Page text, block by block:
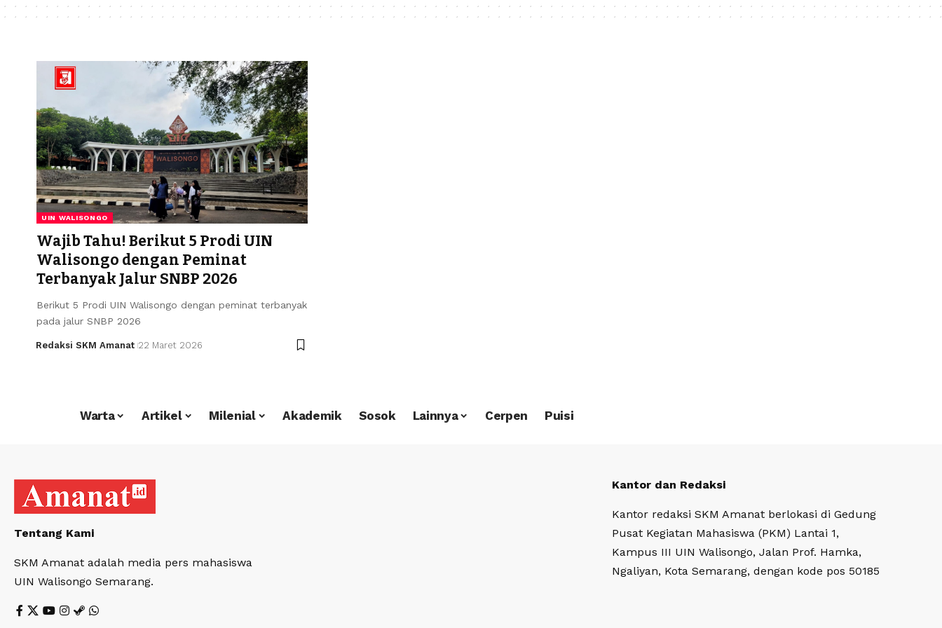
UIN WALISONGO
Wajib Tahu! Berikut 5 Prodi UIN
Walisongo dengan Peminat
Terbanyak Jalur SNBP 2026
Berikut 5 Prodi UIN Walisongo dengan peminat terbanyak
pada jalur SNBP 2026
Redaksi SKM Amanat 22 Maret 2026
Warta Artikel Milenial Akademik Sosok Lainnya Cerpen Puisi
Tentang Kami
SKM Amanat adalah media pers mahasiswa
UIN Walisongo Semarang.
Kantor dan Redaksi
Kantor redaksi SKM Amanat berlokasi di Gedung
Pusat Kegiatan Mahasiswa (PKM) Lantai 1,
Kampus III UIN Walisongo, Jalan Prof. Hamka,
Ngaliyan, Kota Semarang, dengan kode pos 50185